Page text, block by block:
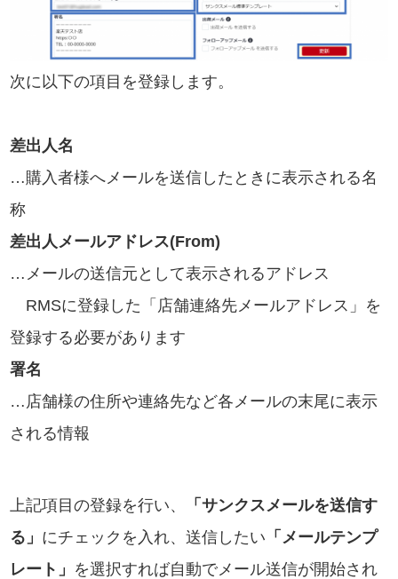
次に以下の項目を登録します。
差出人名
…購入者様へメールを送信したときに表示される名
称
差出人メールアドレス(From)
…メールの送信元として表示されるアドレス
RMSに登録した「店舗連絡先メールアドレス」を
登録する必要があります
署名
…店舗様の住所や連絡先など各メールの末尾に表示
される情報
上記項目の登録を行い、
「サンクスメールを送信す
る」 にチェックを入れ、送信したい 「メールテンプ
レート」 を選択すれば自動でメール送信が開始され